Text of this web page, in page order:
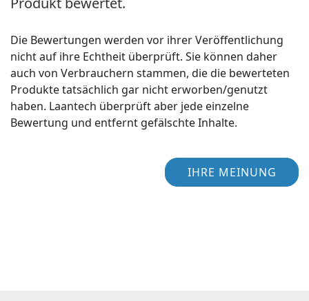
Die Bewertungen werden vor ihrer Veröffentlichung
nicht auf ihre Echtheit überprüft. Sie können daher
auch von Verbrauchern stammen, die die bewerteten
Produkte tatsächlich gar nicht erworben/genutzt
haben. Laantech überprüft aber jede einzelne
Bewertung und entfernt gefälschte Inhalte.
IHRE MEINUNG